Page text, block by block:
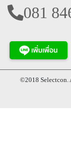
081
©2018 Selectcon.